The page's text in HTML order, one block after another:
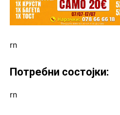
rn
Потребни состојки:
rn